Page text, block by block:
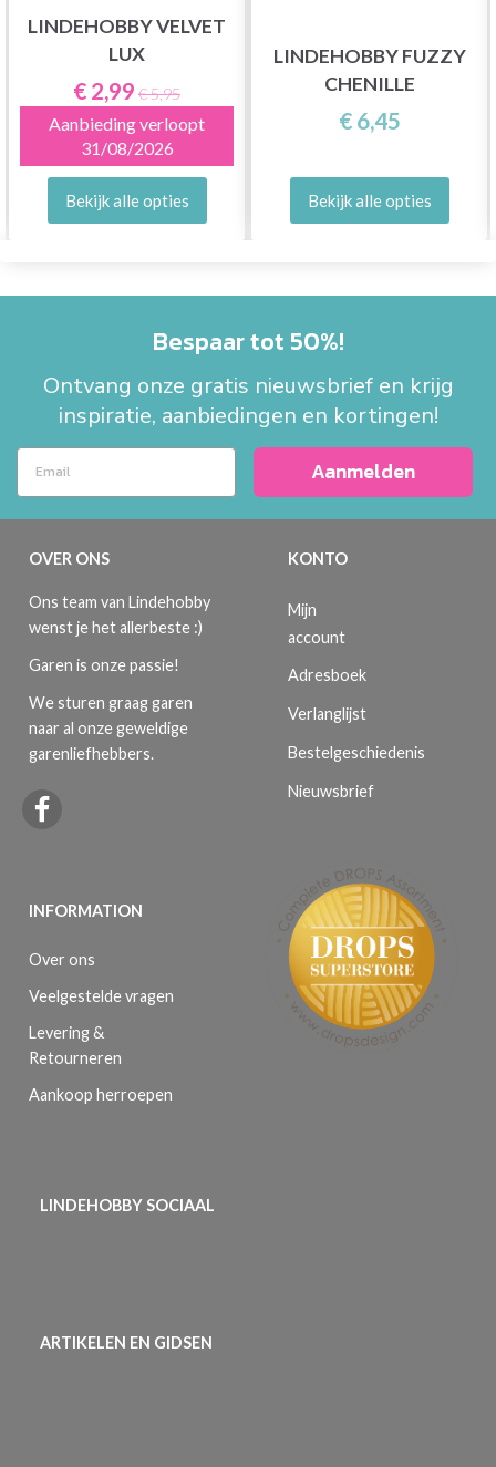
LINDEHOBBY VELVET
LUX
€ 2,99 € 5,95
Aanbieding verloopt
31/08/2026
Bekijk alle opties
LINDEHOBBY FUZZY
CHENILLE
€ 6,45
Bekijk alle opties
Bespaar tot 50%!
Ontvang onze gratis nieuwsbrief en krijg
inspiratie, aanbiedingen en kortingen!
Aanmelden
OVER ONS
Ons team van Lindehobby
wenst je het allerbeste :)
Garen is onze passie!
We sturen graag garen
naar al onze geweldige
garenliefhebbers.
INFORMATION
Over ons
Veelgestelde vragen
Levering &
Retourneren
Aankoop herroepen
KONTO
Mijn
account
Adresboek
Verlanglijst
Bestelgeschiedenis
Nieuwsbrief
LINDEHOBBY SOCIAAL
ARTIKELEN EN GIDSEN